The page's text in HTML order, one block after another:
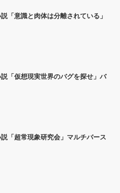
「意識と肉体は分離されている」
説「仮想現実世界のバグを探せ」バ
「超常現象研究会」マルチバース